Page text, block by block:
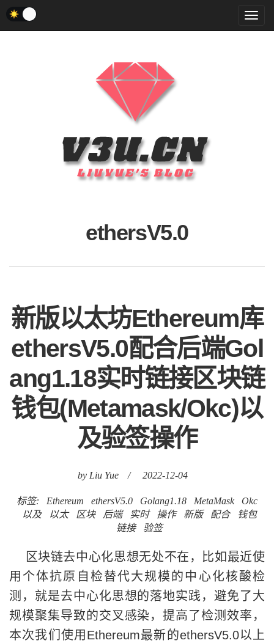
菜
单
ethersV5.0
新版以太坊Ethereum库
ethersV5.0配合后端Gol
ang1.18实时链接区块链
钱包(Metamask/Okc)以
及验签操作
by Liu Yue / 2022-12-04
标签: Ethereum ethersV5.0 Golang1.18 MetaMask
Okc
以及
以太 区块 后端 实时 操作 新版 配合
钱包
链接
验签
区块链去中心化思想无处不在，比如最近使
用个体抗原自检替代大规模的中心化核酸检
测，就是去中心化思想的落地实践，避免了大
规模聚集导致的交叉感染，提高了检测效率，
本次我们使用Ethereum最新的ethersV5.0以上